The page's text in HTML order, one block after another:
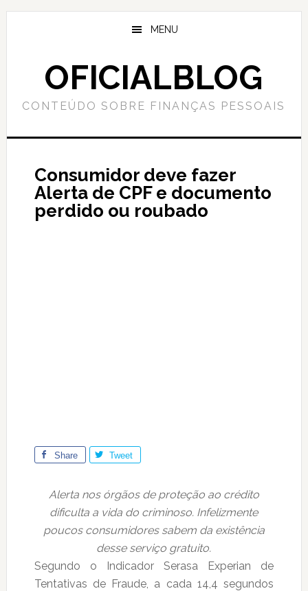
Skip
Skip
MENU
OFICIALBLOG
CONTEÚDO SOBRE FINANÇAS PESSOAIS
Consumidor deve fazer
Alerta de CPF e documento
perdido ou roubado
Share Tweet
Alerta nos órgãos de proteção ao crédito
dificulta a vida do criminoso. Infelizmente
poucos consumidores sabem da existência
desse serviço gratuito.
Segundo o Indicador Serasa Experian de
Tentativas de Fraude, a cada 14,4 segundos